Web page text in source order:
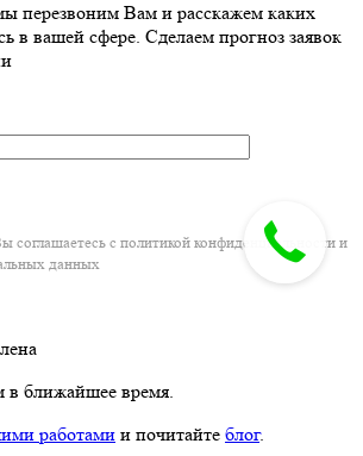
перезвоним Вам и расскажем каких
в вашей сфере. Сделаем прогноз заявок
соглашаетесь с политикой конфиденциальности и
данных
ближайшее время.
работами и почитайте блог.